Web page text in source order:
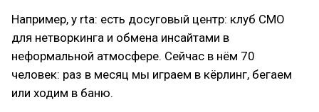
Например, у rta: есть досуговый центр: клуб CMO
для нетворкинга и обмена инсайтами в
неформальной атмосфере. Сейчас в нём 70
человек: раз в месяц мы играем в кёрлинг, бегаем
или ходим в баню.